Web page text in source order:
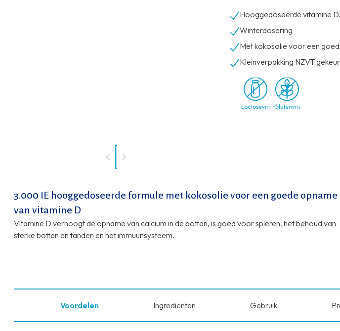
Hooggedoseerde vitamine
Winterdosering
Met kokosolie voor een
Kleinverpakking NZVT
3.000 IE hooggedoseerde formule met kokosolie voor een goede opname
van vitamine D
Vitamine D verhoogt de opname van calcium in de botten, is goed voor spieren, het behoud van
sterke botten en tanden en het immuunsysteem.
Voordelen Ingrediënten Gebruik